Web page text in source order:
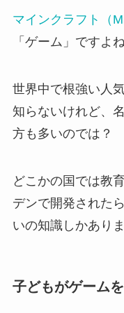
マインクラフト（
「ゲーム」ですよね
世界中で根強い人
知らないけれど、
方も多いのでは？
どこかの国では教
デンで開発された
いの知識しかあり
子どもがゲーム